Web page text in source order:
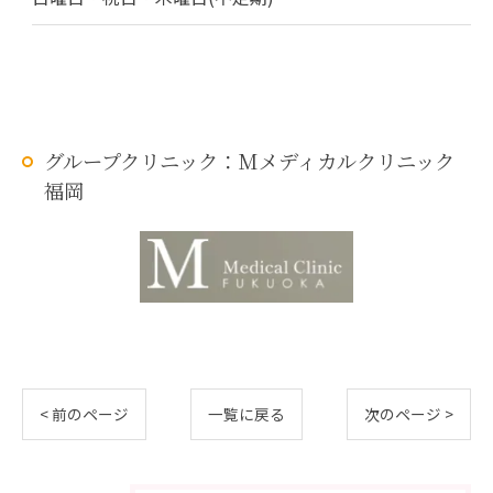
グループクリニック：Mメディカルクリニック
福岡
< 前のページ 一覧に戻る 次のページ >